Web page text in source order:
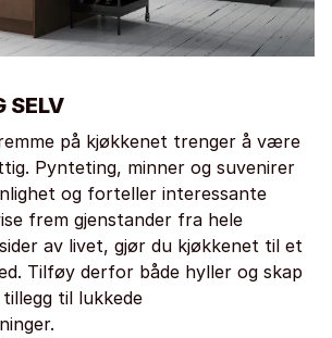
SELV
på kjøkkenet trenger å være
Pynteting, minner og suvenirer
og forteller interessante
frem gjenstander fra hele
av livet, gjør du kjøkkenet til et
Tilføy derfor både hyller og skap
til lukkede